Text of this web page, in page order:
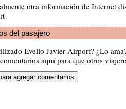
otra información de Internet
del pasajero
Evelio Javier Airport? ¿Lo
aquí para que otros